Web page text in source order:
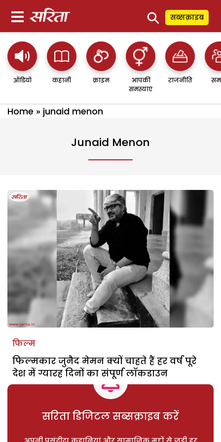
⚲ सब्सक्राइब
ऑडियो कहानी क्राइम
आपकी
समस्याएं
राजनीति
Home » junaid menon
Junaid Menon
फिल्म
फिल्मकार जुनैद मेमन क्यों चाहते हैं हर वर्ष पूरे
देश में ग्यारह दिनों का संपूर्ण लाॅकडाउन
सरिता डिजिटल सब्सक्राइब करें